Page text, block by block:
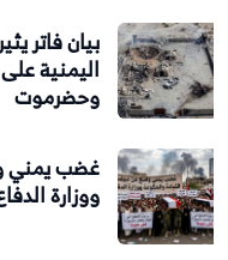
بيان فاتر
اليمنية
وحضرموت
غضب يمني
ووزارة